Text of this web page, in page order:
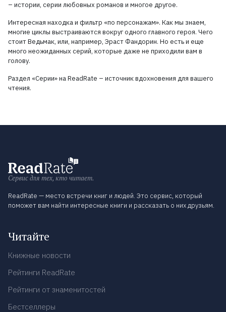
– истории, серии любовных романов и многое другое.
Интересная находка и фильтр «по персонажам». Как мы знаем,
многие циклы выстраиваются вокруг одного главного героя. Чего
стоит Ведьмак, или, например, Эраст Фандорин. Но есть и еще
много неожиданных серий, которые даже не приходили вам в
голову.
Раздел «Серии» на ReadRate – источник вдохновения для вашего
чтения.
Сервис для тех, кто читает.
ReadRate — место встречи книг и людей. Это сервис, который
поможет вам найти интересные книги и рассказать о них друзьям.
Читайте
Книжные новости
Рейтинги ReadRate
Рейтинги от знаменитостей
Бестселлеры